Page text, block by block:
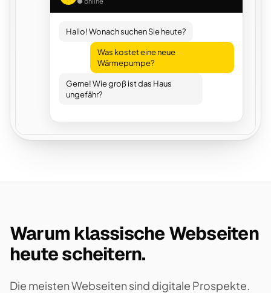
Hallo! Wonach suchen Sie heute?
Was kostet eine neue
Wärmepumpe?
Gerne! Wie groß ist das Haus
ungefähr?
Warum klassische Webseiten
heute scheitern.
Die meisten Webseiten sind digitale Prospekte.